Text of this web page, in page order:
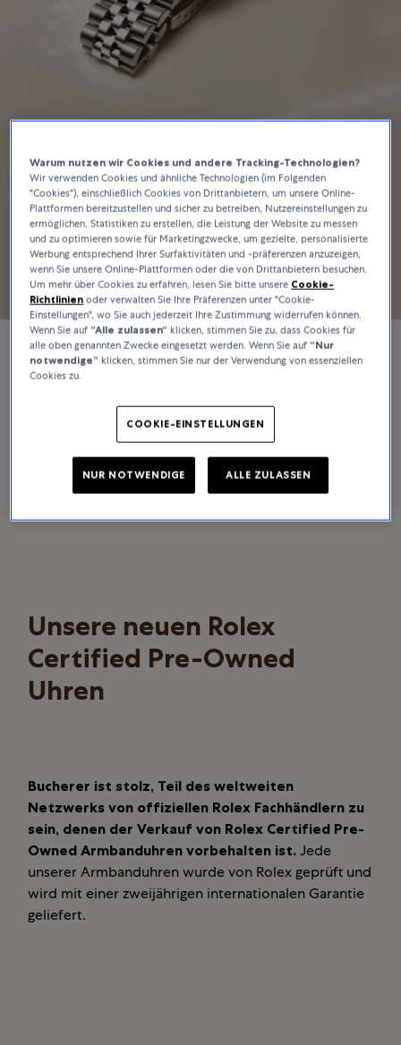
Rolex Certified Pre-
Owned bei Bucherer
Jetzt kaufen
Unsere neuen Rolex
Certified Pre-Owned
Uhren
Bucherer ist stolz, Teil des weltweiten
Netzwerks von offiziellen Rolex Fachhändlern zu
sein, denen der Verkauf von Rolex Certified Pre-
Owned Armbanduhren vorbehalten ist.Jede
unserer Armbanduhren wurde von Rolex geprüft und
wird mit einer zweijährigen internationalen Garantie
geliefert.
Warum nutzen wir Cookies und andere Tracking-Technologien?
Wir verwenden Cookies und ähnliche Technologien (im Folgenden
"Cookies"), einschließlich Cookies von Drittanbietern, um unsere Online-
Plattformen bereitzustellen und sicher zu betreiben, Nutzereinstellungen zu
ermöglichen, Statistiken zu erstellen, die Leistung der Website zu messen
und zu optimieren sowie für Marketingzwecke, um gezielte, personalisierte
Werbung entsprechend Ihrer Surfaktivitäten und -präferenzen anzuzeigen,
wenn Sie unsere Online-Plattformen oder die von Drittanbietern besuchen.
Um mehr über Cookies zu erfahren, lesen Sie bitte unsere Cookie-
Richtlinien oder verwalten Sie Ihre Präferenzen unter "Cookie-
Einstellungen", wo Sie auch jederzeit Ihre Zustimmung widerrufen können.
Wenn Sie auf “Alle zulassen“ klicken, stimmen Sie zu, dass Cookies für
alle oben genannten Zwecke eingesetzt werden. Wenn Sie auf “Nur
notwendige” klicken, stimmen Sie nur der Verwendung von essenziellen
Cookies zu.
COOKIE-EINSTELLUNGEN
NUR NOTWENDIGE ALLE ZULASSEN